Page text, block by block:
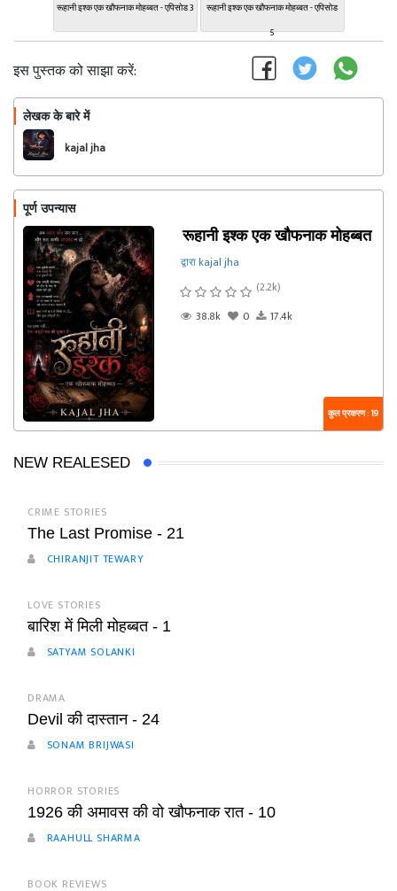
रूहानी इश्क एक खौफनाक मोहब्बत - एपिसोड 3
रूहानी इश्क एक खौफनाक मोहब्बत - एपिसोड
5
इस पुस्तक को साझा करें:
लेखक के बारे में
kajal jha
पूर्ण उपन्यास
रूहानी इश्क एक खौफनाक मोहब्बत
द्वारा kajal jha
(2.2k)
38.8k
0 17.4k
कुल प्रकरण : 19
NEW REALESED
CRIME STORIES
The Last Promise - 21
CHIRANJIT TEWARY
LOVE STORIES
बारिश में मिली मोहब्बत - 1
SATYAM SOLANKI
DRAMA
Devil की दास्तान - 24
SONAM BRIJWASI
HORROR STORIES
1926 की अमावस की वो खौफनाक रात - 10
RAAHULL SHARMA
BOOK REVIEWS